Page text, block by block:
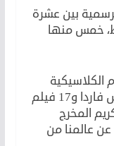
بين عشرة
خمس منها
الكلاسيكية
الفرنسية، بجانب فيلمين تكريم آجنيس فاردا و17 فيلم
المخرج
عالمنا من